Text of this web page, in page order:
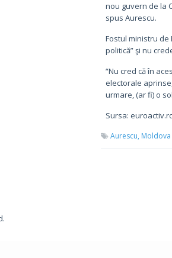
nou guvern de la
spus Aurescu.
Fostul ministru de
politică” şi nu
“Nu cred că în
electorale
urmare, (ar fi) o
Sursa:
Aurescu, Moldova